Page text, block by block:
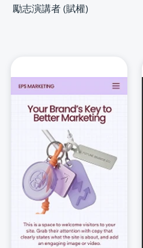
勵志演講者 (賦權)